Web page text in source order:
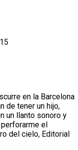
en la Barcelona
de tener un hijo,
un llanto sonoro y
el
del cielo, Editorial